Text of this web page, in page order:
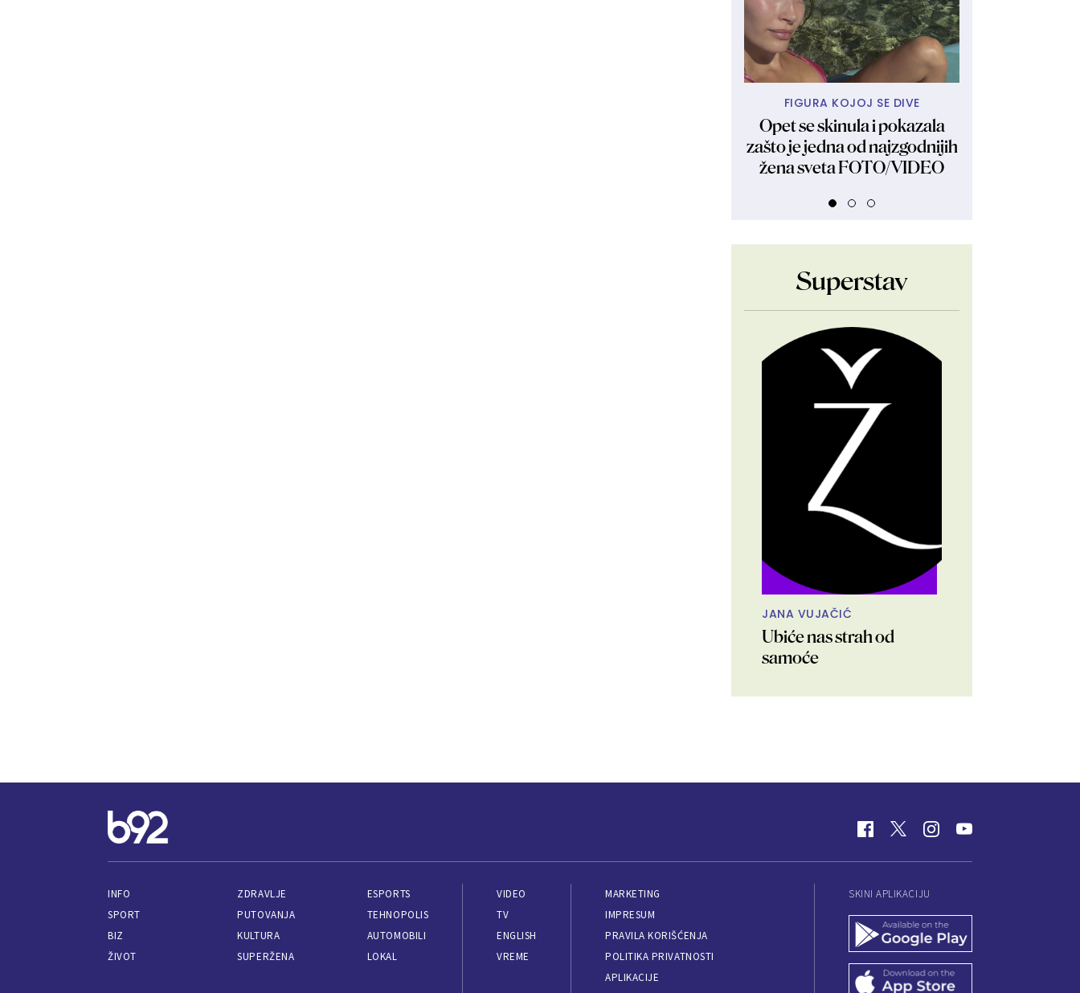
FIGURA KOJOJ SE DIVE
Opet se skinula i pokazala
zašto je jedna od najzgodnijih
žena sveta FOTO/VIDEO
Superstav
JANA VUJAČIĆ
Ubiće nas strah od
samoće
INFO
SPORT
BIZ
ŽIVOT
ZDRAVLJE
PUTOVANJA
KULTURA
SUPERŽENA
ESPORTS
TEHNOPOLIS
AUTOMOBILI
LOKAL
VIDEO
TV
ENGLISH
VREME
MARKETING
IMPRESUM
PRAVILA KORIŠĆENJA
POLITIKA PRIVATNOSTI
APLIKACIJE
SKINI APLIKACIJU